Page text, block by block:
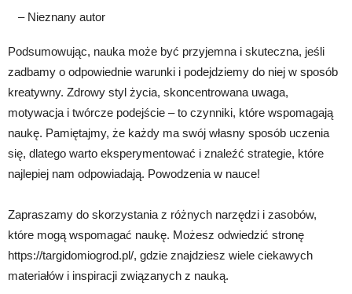
– Nieznany autor
Podsumowując, nauka może być przyjemna i skuteczna, jeśli
zadbamy o odpowiednie warunki i podejdziemy do niej w sposób
kreatywny. Zdrowy styl życia, skoncentrowana uwaga,
motywacja i twórcze podejście – to czynniki, które wspomagają
naukę. Pamiętajmy, że każdy ma swój własny sposób uczenia
się, dlatego warto eksperymentować i znaleźć strategie, które
najlepiej nam odpowiadają. Powodzenia w nauce!
Zapraszamy do skorzystania z różnych narzędzi i zasobów,
które mogą wspomagać naukę. Możesz odwiedzić stronę
https://targidomiogrod.pl/, gdzie znajdziesz wiele ciekawych
materiałów i inspiracji związanych z nauką.